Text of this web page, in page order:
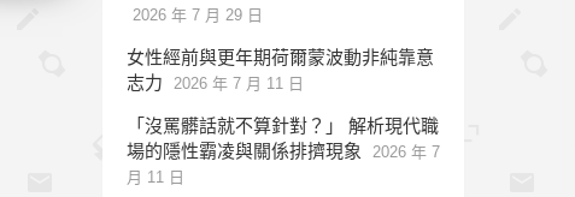
2026 年 7 月 29 日
女性經前與更年期荷爾蒙波動非純靠意
志力
2026 年 7 月 11 日
「沒罵髒話就不算針對？」 解析現代職
場的隱性霸凌與關係排擠現象
2026 年 7
月 11 日